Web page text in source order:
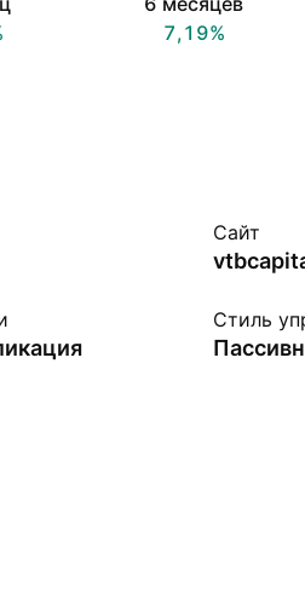
7,19%
Сайт
Стиль